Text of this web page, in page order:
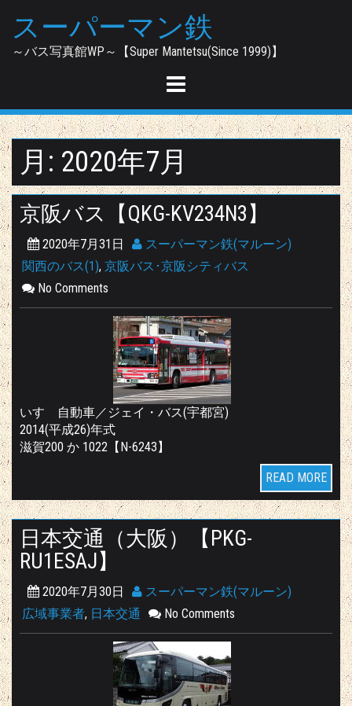
content
スーパーマン鉄
～バス写真館WP～【Super Mantetsu(Since 1999)】
月: 2020年7月
京阪バス【QKG-KV234N3】
2020年7月31日
スーパーマン鉄(マルーン)
関西のバス(1), 京阪バス･京阪シティバス
No Comments
いすゞ自動車／ジェイ・バス(宇都宮)
2014(平成26)年式
滋賀200 か 1022【N-6243】
READ MORE
日本交通（大阪）【PKG-
RU1ESAJ】
2020年7月30日
スーパーマン鉄(マルーン)
広域事業者, 日本交通 No Comments